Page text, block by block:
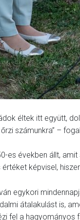
éltek itt együtt,
számunkra” –
es években állt,
képvisel,
egykori
átalakulást is,
fel a hagyományos